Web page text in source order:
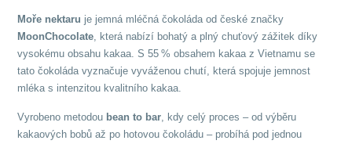
Moře nektaru je jemná mléčná čokoláda od české značky
MoonChocolate, která nabízí bohatý a plný chuťový zážitek díky
vysokému obsahu kakaa. S 55 % obsahem kakaa z Vietnamu se
tato čokoláda vyznačuje vyváženou chutí, která spojuje jemnost
mléka s intenzitou kvalitního kakaa.
Vyrobeno metodou bean to bar, kdy celý proces – od výběru
kakaových bobů až po hotovou čokoládu – probíhá pod jednou